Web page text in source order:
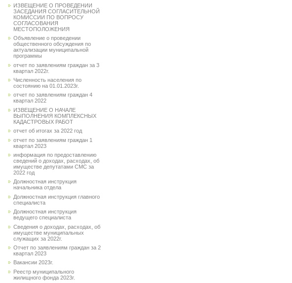
ИЗВЕЩЕНИЕ О ПРОВЕДЕНИИ
ЗАСЕДАНИЯ СОГЛАСИТЕЛЬНОЙ
КОМИССИИ ПО ВОПРОСУ
СОГЛАСОВАНИЯ
МЕСТОПОЛОЖЕНИЯ
Объявление о проведении
общественного обсуждения по
актуализации муниципальной
программы
отчет по заявлениям граждан за 3
квартал 2022г.
Численность населения по
состоянию на 01.01.2023г.
отчет по заявлениям граждан 4
квартал 2022
ИЗВЕЩЕНИЕ О НАЧАЛЕ
ВЫПОЛНЕНИЯ КОМПЛЕКСНЫХ
КАДАСТРОВЫХ РАБОТ
отчет об итогах за 2022 год
отчет по заявлениям граждан 1
квартал 2023
информация по предоставлению
сведений о доходах, расходах, об
имуществе депутатами СМС за
2022 год
Должностная инструкция
начальника отдела
Должностная инструкция главного
специалиста
Должностная инструкция
ведущего специалиста
Сведения о доходах, расходах, об
имуществе муниципальных
служащих за 2022г.
Отчет по заявлениям граждан за 2
квартал 2023
Вакансии 2023г.
Реестр муниципального
жилищного фонда 2023г.